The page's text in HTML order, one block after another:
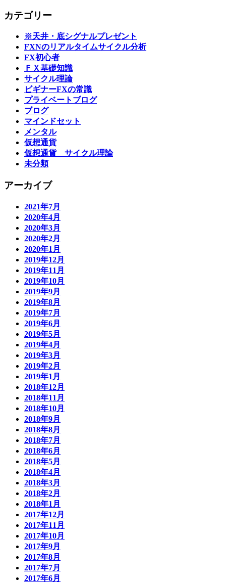
カテゴリー
※天井・底シグナルプレゼント
FXNのリアルタイムサイクル分析
FX初心者
ＦＸ基礎知識
サイクル理論
ビギナーFXの常識
プライベートブログ
ブログ
マインドセット
メンタル
仮想通貨
仮想通貨 サイクル理論
未分類
アーカイブ
2021年7月
2020年4月
2020年3月
2020年2月
2020年1月
2019年12月
2019年11月
2019年10月
2019年9月
2019年8月
2019年7月
2019年6月
2019年5月
2019年4月
2019年3月
2019年2月
2019年1月
2018年12月
2018年11月
2018年10月
2018年9月
2018年8月
2018年7月
2018年6月
2018年5月
2018年4月
2018年3月
2018年2月
2018年1月
2017年12月
2017年11月
2017年10月
2017年9月
2017年8月
2017年7月
2017年6月